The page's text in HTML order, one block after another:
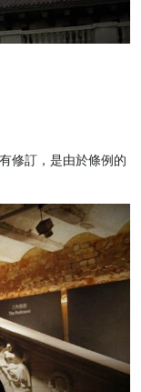
修訂，是由於條例的